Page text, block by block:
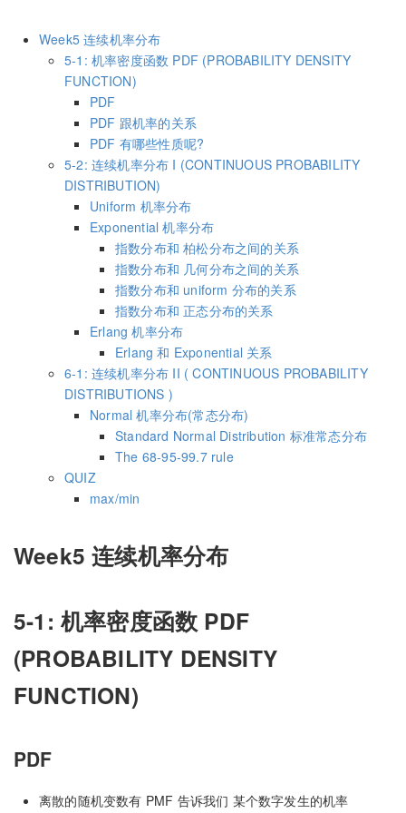
Week5 连续机率分布
5-1: 机率密度函数 PDF (PROBABILITY DENSITY
FUNCTION)
PDF
PDF 跟机率的关系
PDF 有哪些性质呢?
5-2: 连续机率分布 I (CONTINUOUS PROBABILITY
DISTRIBUTION)
Uniform 机率分布
Exponential 机率分布
指数分布和 柏松分布之间的关系
指数分布和 几何分布之间的关系
指数分布和 uniform 分布的关系
指数分布和 正态分布的关系
Erlang 机率分布
Erlang 和 Exponential 关系
6-1: 连续机率分布 II ( CONTINUOUS PROBABILITY
DISTRIBUTIONS )
Normal 机率分布(常态分布)
Standard Normal Distribution 标准常态分布
The 68-95-99.7 rule
QUIZ
max/min
Week5 连续机率分布
5-1: 机率密度函数 PDF
(PROBABILITY DENSITY
FUNCTION)
PDF
离散的随机变数有 PMF 告诉我们 某个数字发生的机率